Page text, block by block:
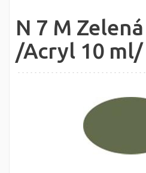
N 7 M
/Acryl 10 ml/